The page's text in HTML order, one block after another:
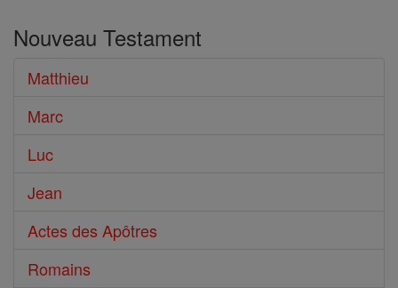
le
Bible
Nouveau Testament
Matthieu
Marc
Luc
Jean
Actes des Apôtres
Romains